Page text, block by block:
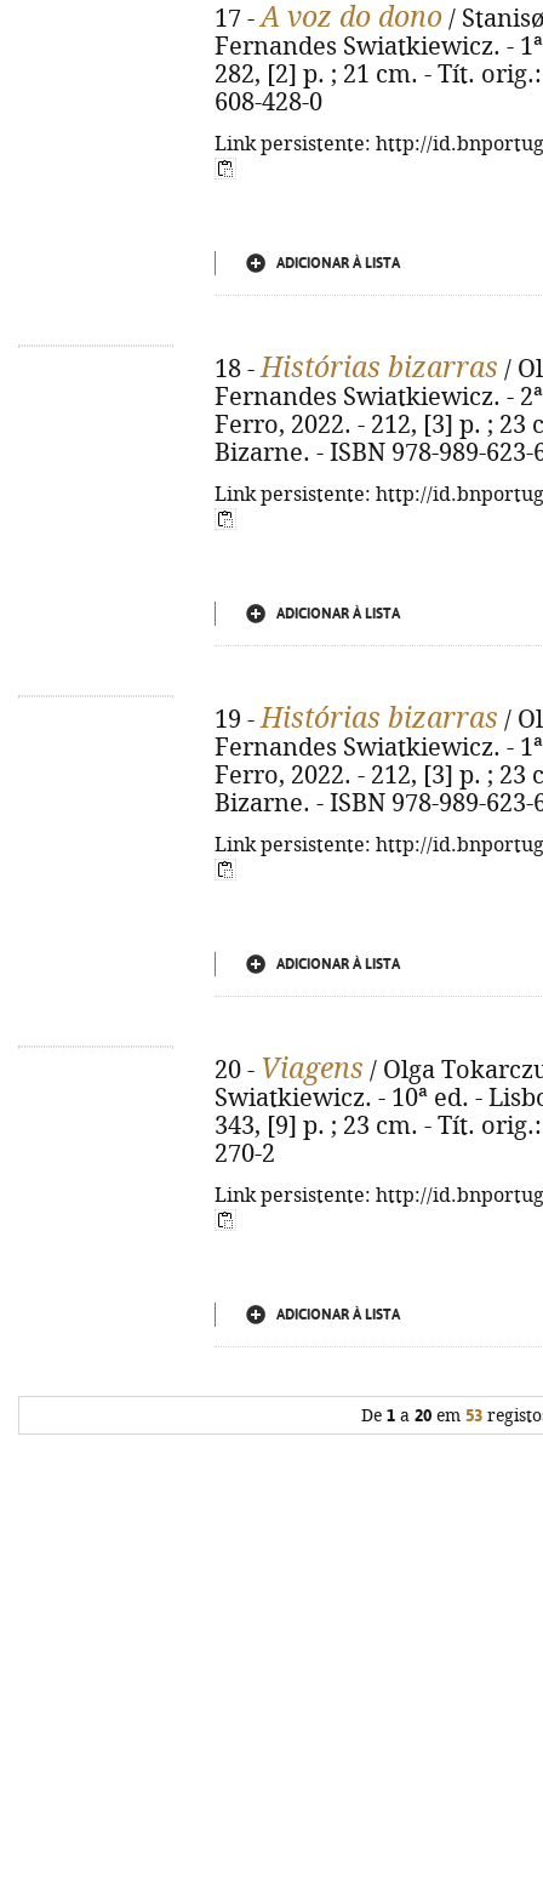
17 -A voz do dono /
Fernandes Swiatkiewicz. -
282, [2] p. ; 21 cm. - Tít.
608-428-0
Link persistente: http://
ADICIONAR À LISTA
18 -Histórias bizarras /
Fernandes Swiatkiewicz. -
Ferro, 2022. - 212, [3] p. ;
Bizarne. - ISBN 978-989-623-
Link persistente: http://
ADICIONAR À LISTA
19 -Histórias bizarras /
Fernandes Swiatkiewicz. -
Ferro, 2022. - 212, [3] p. ;
Bizarne. - ISBN 978-989-623-
Link persistente: http://
ADICIONAR À LISTA
20 - Viagens / Olga
Swiatkiewicz. - 10ª ed. -
343, [9] p. ; 23 cm. - Tít.
270-2
Link persistente: http://
ADICIONAR À LISTA
De 1a 20em 53